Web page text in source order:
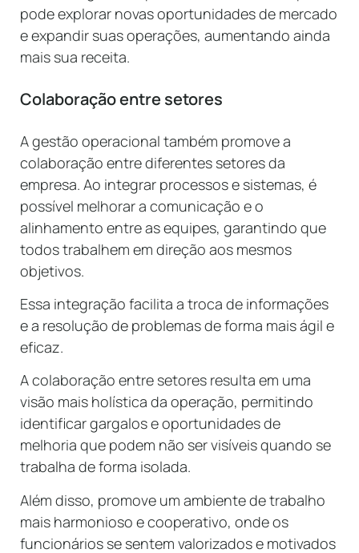
pode explorar novas oportunidades de mercado
e expandir suas operações, aumentando ainda
mais sua receita.
Colaboração entre setores
A gestão operacional também promove a
colaboração entre diferentes setores da
empresa. Ao integrar processos e sistemas, é
possível melhorar a comunicação e o
alinhamento entre as equipes, garantindo que
todos trabalhem em direção aos mesmos
objetivos.
Essa integração facilita a troca de informações
e a resolução de problemas de forma mais ágil e
eficaz.
A colaboração entre setores resulta em uma
visão mais holística da operação, permitindo
identificar gargalos e oportunidades de
melhoria que podem não ser visíveis quando se
trabalha de forma isolada.
Além disso, promove um ambiente de trabalho
mais harmonioso e cooperativo, onde os
funcionários se sentem valorizados e motivados